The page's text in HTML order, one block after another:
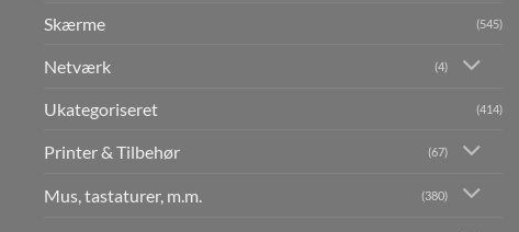
Skærme (545)
Netværk (4)
Ukategoriseret (414)
Printer & Tilbehør (67)
Mus, tastaturer, m.m. (380)